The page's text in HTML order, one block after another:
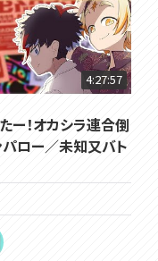
4:27:57
ー！オカシラ連合倒
ロー／未知又バト